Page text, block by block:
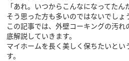
「あれ。いつからこんなになってたん
そう思った方も多いのではないでしょ
この記事では、外壁コーキングの汚
底解説していきます。
マイホームを長く美しく保ちたいと
す。